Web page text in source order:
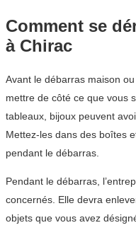
Comment se
à Chirac
Avant le débarras maison
mettre de côté ce que vous
tableaux, bijoux peuvent
Mettez-les dans des boîtes
pendant le débarras.
Pendant le débarras,
concernés. Elle devra
objets que vous avez